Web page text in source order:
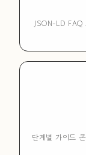
JSON-LD
단계별 가이드